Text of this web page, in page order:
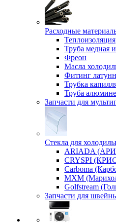
Расходные
Теплоизоляция
Труба медная
Фреон
Масла
Фитинг
Трубка
Труба
Запчасти для
Стекла для
ARIADA
CRYSPI
Carboma
MXM
Golfstream
Запчасти для